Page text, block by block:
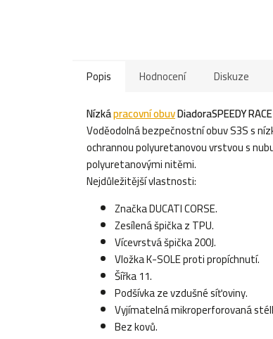
Popis Hodnocení
Diskuze
Nízkápracovní obuvDiadoraSPEEDY
Voděodolná bezpečnostní obuv S3S s
ochrannou polyuretanovou vrstvou s
polyuretanovými nitěmi.
Nejdůležitější vlastnosti:
Značka DUCATI CORSE.
Zesílená špička z TPU.
Vícevrstvá špička 200J.
Vložka K-SOLE proti propíchnutí.
Šířka 11.
Podšívka ze vzdušné síťoviny.
Vyjímatelná mikroperforovaná
Bez kovů.